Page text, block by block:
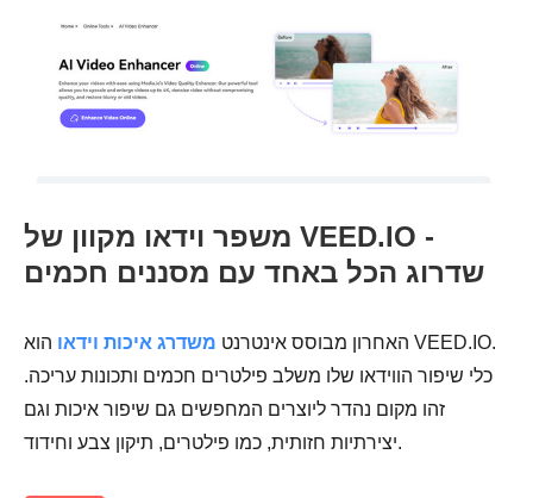
משפר וידאו מקוון של VEED.IO -
שדרוג הכל באחד עם מסננים חכמים
האחרון מבוסס אינטרנט משדרג איכות וידאו הוא VEED.IO.
כלי שיפור הווידאו שלו משלב פילטרים חכמים ותכונות עריכה.
זהו מקום נהדר ליוצרים המחפשים גם שיפור איכות וגם
יצירתיות חזותית, כמו פילטרים, תיקון צבע וחידוד.